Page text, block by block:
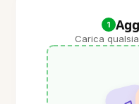
1
Carica